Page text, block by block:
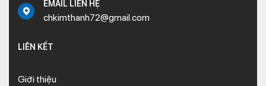
EMAIL LIÊN HỆ
chkimthanh72@gmail.com
LIÊN KẾT
Giới thiệu